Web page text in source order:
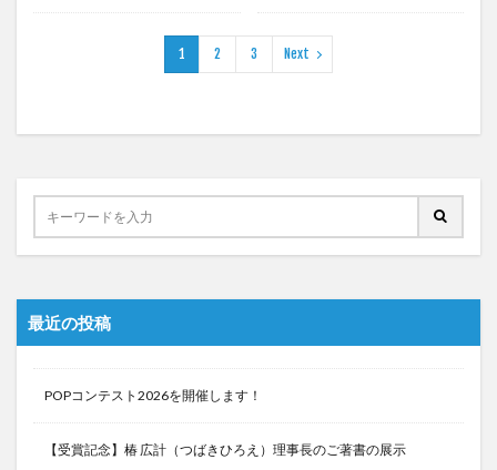
1 2 3 Next
最近の投稿
POPコンテスト2026を開催します！
【受賞記念】椿 広計（つばきひろえ）理事長のご著書の展示